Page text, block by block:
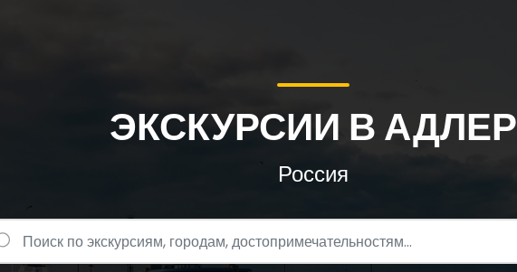
ЭКСКУРСИИ В АДЛЕР
Россия